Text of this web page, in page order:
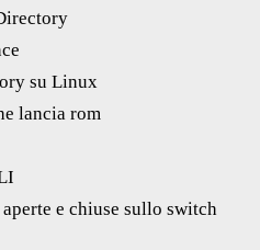
su Linux
lancia rom
e chiuse sullo switch